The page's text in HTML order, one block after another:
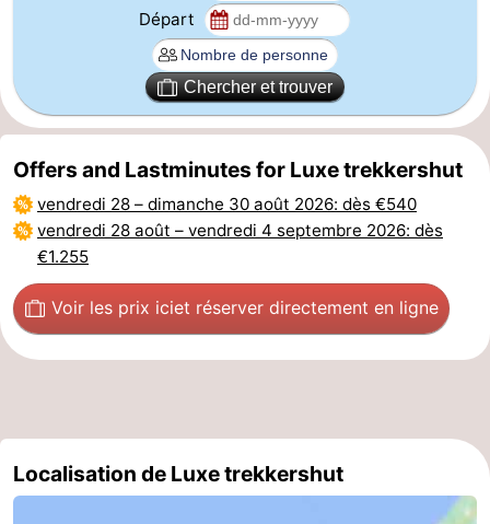
Domburg
-
Zoutelande
-
Vlissingen
-
Middelburg
Zeeuws-
Vlaanderen
-
Nieuwvliet
Sluis
-
Départ
Chercher et trouver
Offers and Lastminutes for Luxe trekkershut
vendredi 28 – dimanche 30 août 2026: dès €540
vendredi 28 août – vendredi 4 septembre 2026: dès
€1.255
Voir les prix iciet réserver directement en ligne
Localisation de Luxe trekkershut